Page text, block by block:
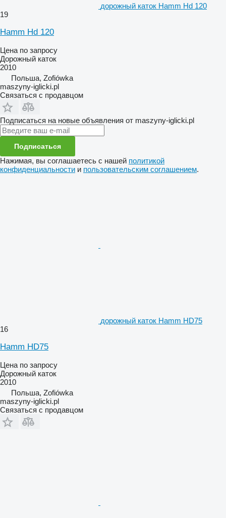
дорожный каток Hamm Hd 120
19
Hamm Hd 120
Цена по запросу
Дорожный каток
2010
Польша, Zofiówka
maszyny-iglicki.pl
Связаться с продавцом
Подписаться на новые объявления от maszyny-iglicki.pl
Подписаться
Нажимая, вы соглашаетесь с нашей политикой
конфиденциальности и пользовательским соглашением.
дорожный каток Hamm HD75
16
Hamm HD75
Цена по запросу
Дорожный каток
2010
Польша, Zofiówka
maszyny-iglicki.pl
Связаться с продавцом